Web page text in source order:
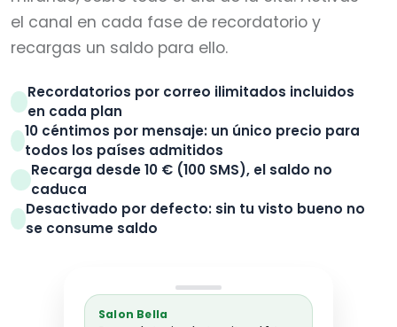
el canal en cada fase de recordatorio y
recargas un saldo para ello.
Recordatorios por correo ilimitados incluidos
en cada plan
10 céntimos por mensaje: un único precio para
todos los países admitidos
Recarga desde 10 € (100 SMS), el saldo no
caduca
Desactivado por defecto: sin tu visto bueno no
se consume saldo
Salon Bella